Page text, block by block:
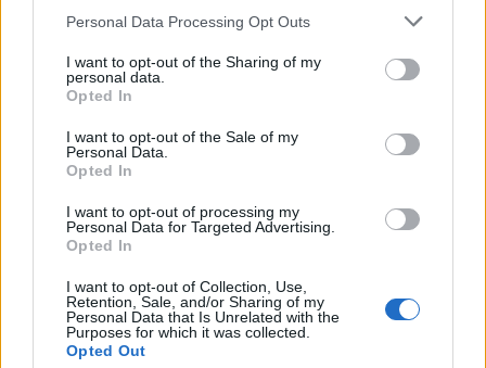
Personal Data Processing Opt Outs
I want to opt-out of the Sharing of my
personal data.
Opted In
I want to opt-out of the Sale of my
Personal Data.
Opted In
I want to opt-out of processing my
Personal Data for Targeted Advertising.
Opted In
I want to opt-out of Collection, Use,
Retention, Sale, and/or Sharing of my
Personal Data that Is Unrelated with the
Purposes for which it was collected.
Opted Out
Sutinku su taisyklėmis
reCAPTCHA and the Google